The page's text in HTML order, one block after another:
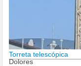
Torreta telescópica
Dolores